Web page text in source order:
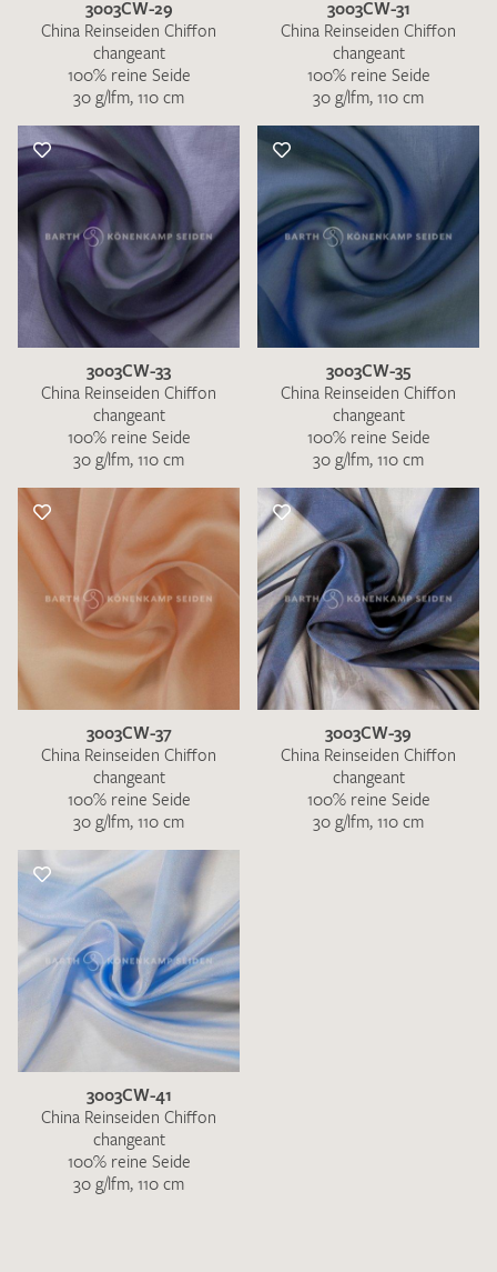
3003CW-29
China Reinseiden Chiffon
changeant
100% reine Seide
30 g/lfm, 110 cm
3003CW-31
China Reinseiden Chiffon
changeant
100% reine Seide
30 g/lfm, 110 cm
3003CW-33
China Reinseiden Chiffon
changeant
100% reine Seide
30 g/lfm, 110 cm
3003CW-35
China Reinseiden Chiffon
changeant
100% reine Seide
30 g/lfm, 110 cm
3003CW-37
China Reinseiden Chiffon
changeant
100% reine Seide
30 g/lfm, 110 cm
3003CW-39
China Reinseiden Chiffon
changeant
100% reine Seide
30 g/lfm, 110 cm
3003CW-41
China Reinseiden Chiffon
changeant
100% reine Seide
30 g/lfm, 110 cm